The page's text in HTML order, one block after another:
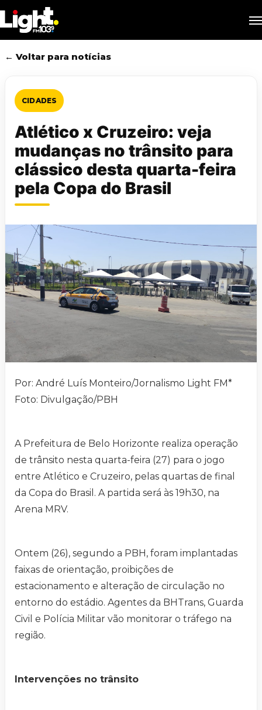
to
main
content
← Voltar para notícias
CIDADES
Atlético x Cruzeiro: veja
mudanças no trânsito para
clássico desta quarta-feira
pela Copa do Brasil
Por: André Luís Monteiro/Jornalismo Light FM*
Foto: Divulgação/PBH
A Prefeitura de Belo Horizonte realiza operação
de trânsito nesta quarta-feira (27) para o jogo
entre Atlético e Cruzeiro, pelas quartas de final
da Copa do Brasil. A partida será às 19h30, na
Arena MRV.
Ontem (26), segundo a PBH, foram implantadas
faixas de orientação, proibições de
estacionamento e alteração de circulação no
entorno do estádio. Agentes da BHTrans, Guarda
Civil e Polícia Militar vão monitorar o tráfego na
região.
Intervenções no trânsito